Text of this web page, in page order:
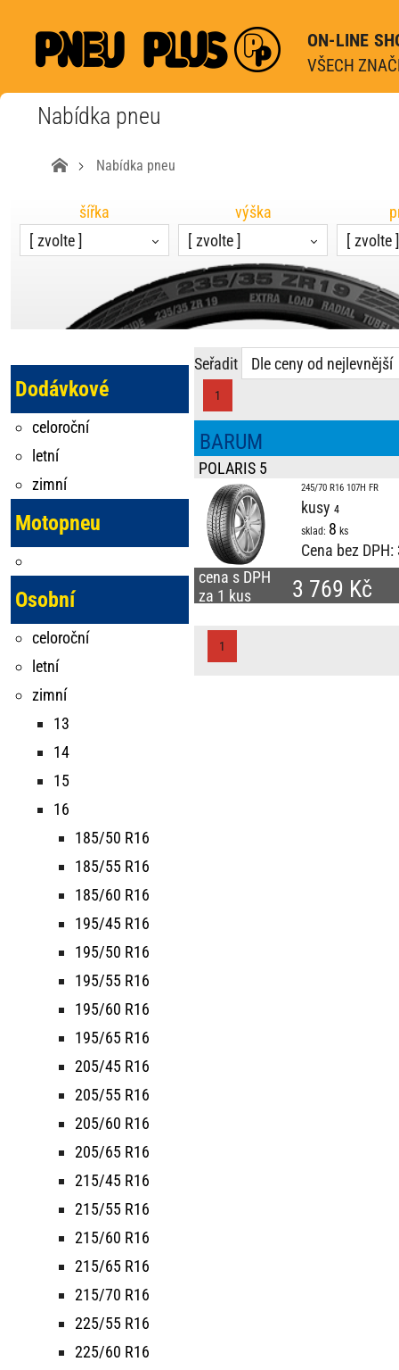
ON-LINE
VŠECH
Nabídka pneu
Nabídka pneu
šířka
[ zvolte ]
výška
[ zvolte ]
[ zvolte
Seřadit Dle ceny od nejlevnější
1
BARUM
POLARIS 5
245/70 R16 107H FR
kusy
sklad: 8 ks
Cena bez DPH:
cena s DPH
za 1 kus
3 769 Kč
1
Dodávkové
celoroční
letní
zimní
Motopneu
Osobní
celoroční
letní
zimní
13
14
15
16
185/50 R16
185/55 R16
185/60 R16
195/45 R16
195/50 R16
195/55 R16
195/60 R16
195/65 R16
205/45 R16
205/55 R16
205/60 R16
205/65 R16
215/45 R16
215/55 R16
215/60 R16
215/65 R16
215/70 R16
225/55 R16
225/60 R16